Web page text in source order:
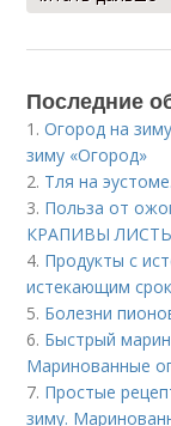
Последние
1.Огород на
зиму «Огород»
2. Тля на
3. Польза от
КРАПИВЫ ЛИСТЬЯ
4. Продукты с
истекающим
5. Болезни
6. Быстрый
Маринованные
7. Простые
зиму.